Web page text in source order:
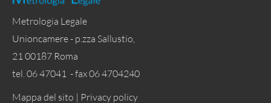
Metrologia Legale
Unioncamere - p.zza Sallustio,
21 00187 Roma
tel. 06 47041 - fax 06 4704240
Mappa del sito | Privacy policy